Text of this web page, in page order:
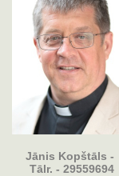
Jānis Kopštāls -
Tālr. - 29559694